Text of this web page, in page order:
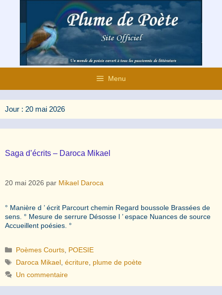
contenu
Menu
Jour : 20 mai 2026
Saga d’écrits – Daroca Mikael
20 mai 2026 par Mikael Daroca
° Manière d ’ écrit Parcourt chemin Regard boussole Brassées de
sens. ° Mesure de serrure Désosse l ’ espace Nuances de source
Accueillent poésies. °
Catégories
Poèmes Courts POESIE
Étiquettes
Daroca Mikael ,écriture plume de poète
Un commentaire